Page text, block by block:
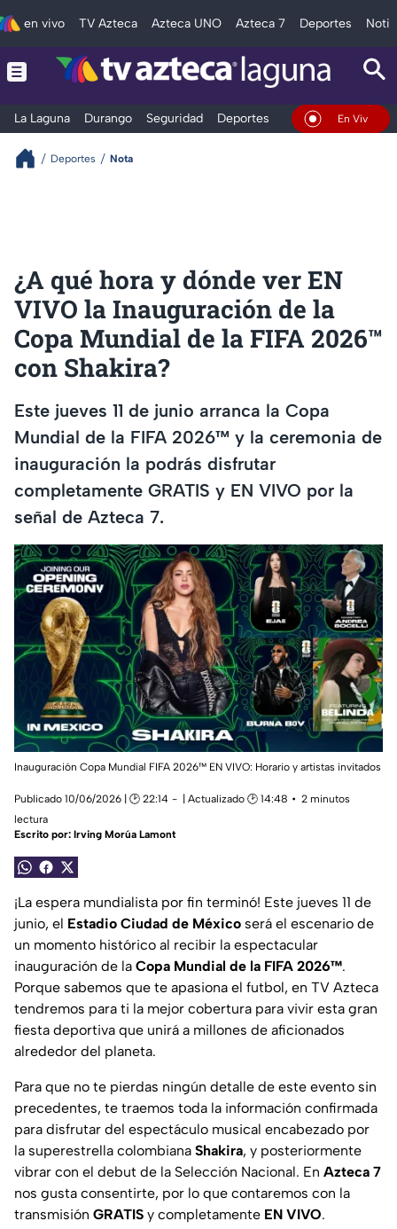
en vivo TV Azteca Azteca UNO Azteca 7 Deportes
La Laguna Durango Seguridad Deportes Entretenimiento
En Vivo
Deportes Nota
¿A qué hora y dónde ver EN
VIVO la Inauguración de la
Copa Mundial de la FIFA 2026™
con Shakira?
Este jueves 11 de junio arranca la Copa
Mundial de la FIFA 2026™ y la ceremonia de
inauguración la podrás disfrutar
completamente GRATIS y EN VIVO por la
señal de Azteca 7.
Inauguración Copa Mundial FIFA 2026™ EN VIVO: Horario y artistas invitados
Publicado 10/06/2026 | 🕑 22:14 | Actualizado 🕑 14:48
2 minutos
lectura
Escrito por: Irving Morúa Lamont
¡La espera mundialista por fin terminó! Este jueves 11 de
junio, el Estadio Ciudad de México será el escenario de
un momento histórico al recibir la espectacular
inauguración de la Copa Mundial de la FIFA 2026™.
Porque sabemos que te apasiona el futbol, en TV Azteca
tendremos para ti la mejor cobertura para vivir esta gran
fiesta deportiva que unirá a millones de aficionados
alrededor del planeta.
Para que no te pierdas ningún detalle de este evento sin
precedentes, te traemos toda la información confirmada
para disfrutar del espectáculo musical encabezado por
la superestrella colombiana Shakira, y posteriormente
vibrar con el debut de la Selección Nacional. En Azteca 7
nos gusta consentirte, por lo que contaremos con la
transmisión GRATIS y completamente EN VIVO.